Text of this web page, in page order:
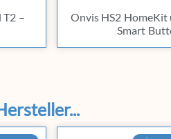
T2 –
Onvis HS2 HomeKit
Smart